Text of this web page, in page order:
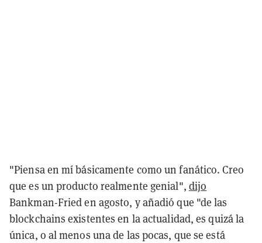
"Piensa en mí básicamente como un fanático. Creo
que es un producto realmente genial", dijo
Bankman-Fried en agosto, y añadió que "de las
blockchains existentes en la actualidad, es quizá la
única, o al menos una de las pocas, que se está